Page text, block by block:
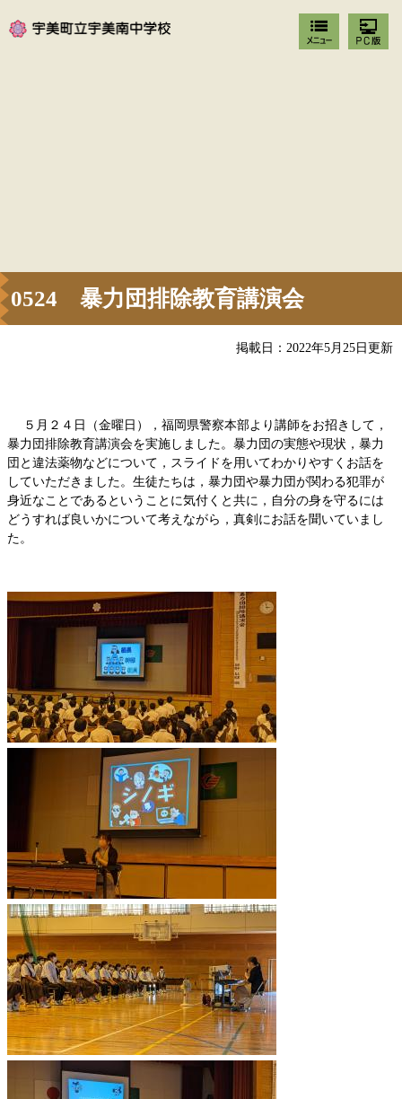
0524 暴力団排除教育講演会
掲載日：2022年5月25日更新
５月２４日（金曜日），福岡県警察本部より講師をお招きして，
暴力団排除教育講演会を実施しました。暴力団の実態や現状，暴力
団と違法薬物などについて，スライドを用いてわかりやすくお話を
していただきました。生徒たちは，暴力団や暴力団が関わる犯罪が
身近なことであるということに気付くと共に，自分の身を守るには
どうすれば良いかについて考えながら，真剣にお話を聞いていまし
た。